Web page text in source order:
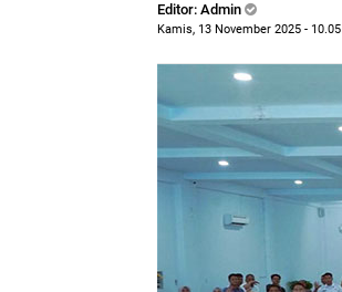
Editor: Admin
Kamis, 13 November 2025 - 10.05